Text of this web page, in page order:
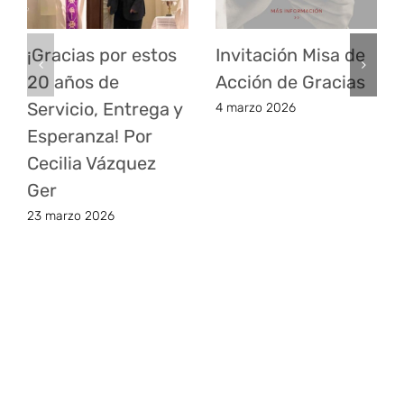
¡Gracias por estos
20 años de
Servicio, Entrega y
Esperanza! Por
Cecilia Vázquez
Ger
23 marzo 2026
Invitación Misa de
Acción de Gracias
4 marzo 2026